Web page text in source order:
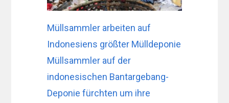
Müllsammler arbeiten auf
Indonesiens größter Mülldeponie
Müllsammler auf der
indonesischen Bantargebang-
Deponie fürchten um ihre